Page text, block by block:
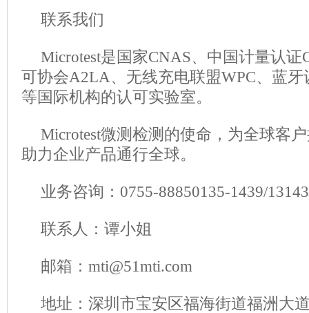
联系我们
Microtest是国家CNAS、中国计量认
可协会A2LA、无线充电联盟WPC、蓝
等国际机构的认可实验室。
Microtest微测检测的使命，为全球客
助力企业产品通行全球。
业务咨询：0755-88850135-1439/
联系人：谭小姐
邮箱：mti@51mti.com
地址：深圳市宝安区福海街道福洲大